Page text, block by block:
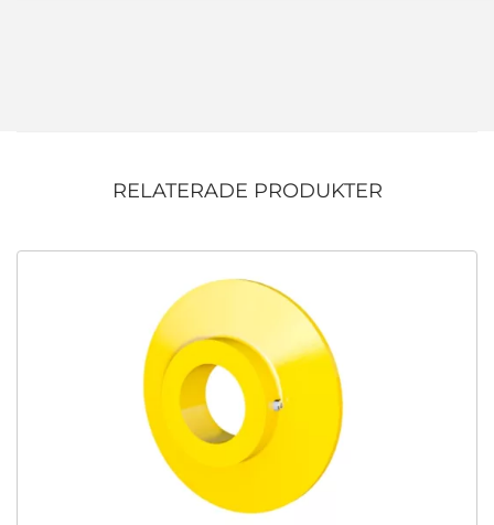
RELATERADE PRODUKTER